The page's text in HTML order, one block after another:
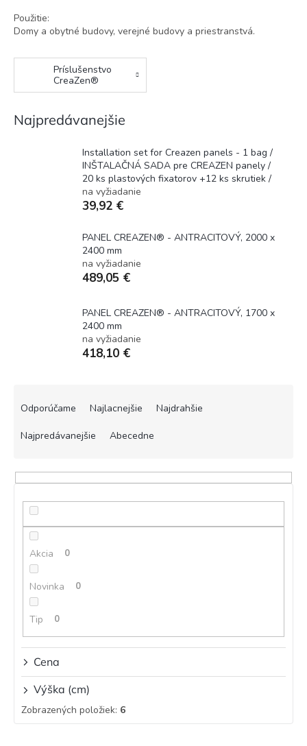
Použitie:
Domy a obytné budovy, verejné budovy a priestranstvá.
Príslušenstvo
CreaZen®
Najpredávanejšie
Installation set for Creazen panels - 1 bag /
INŠTALAČNÁ SADA pre CREAZEN panely /
20 ks plastových fixatorov +12 ks skrutiek /
na vyžiadanie
39,92 €
PANEL CREAZEN® - ANTRACITOVÝ, 2000 x
2400 mm
na vyžiadanie
489,05 €
PANEL CREAZEN® - ANTRACITOVÝ, 1700 x
2400 mm
na vyžiadanie
418,10 €
a
e
Odporúčame Najlacnejšie Najdrahšie
Najpredávanejšie Abecedne
Akcia 0
Novinka 0
Tip 0
Cena
Výška (cm)
Zobrazených položiek: 6